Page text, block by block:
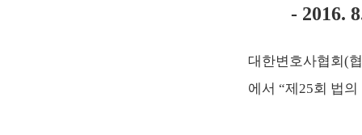
- 2016.
대한변호사협회(
에서 “제25회 법